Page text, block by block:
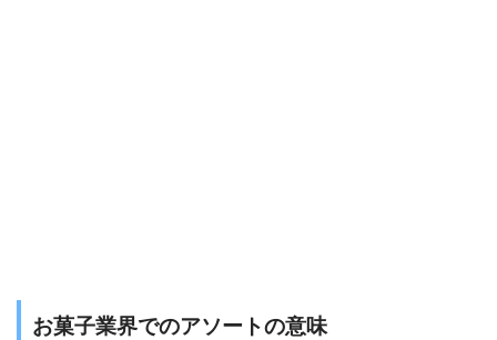
お菓子業界でのアソートの意味